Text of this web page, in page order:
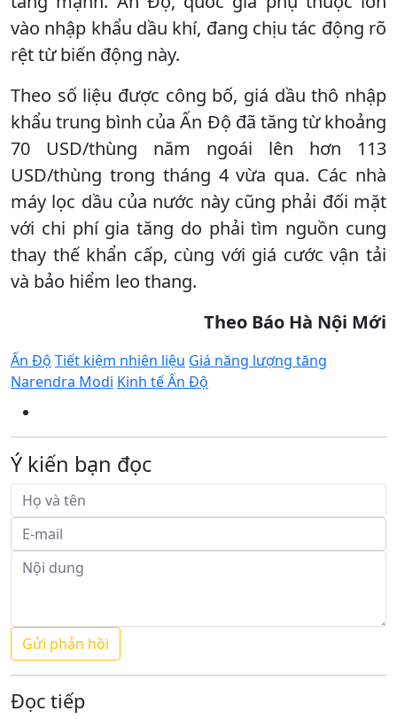
vào nhập khẩu dầu khí, đang chịu tác động rõ
rệt từ biến động này.
Theo số liệu được công bố, giá dầu thô nhập
khẩu trung bình của Ấn Độ đã tăng từ khoảng
70 USD/thùng năm ngoái lên hơn 113
USD/thùng trong tháng 4 vừa qua. Các nhà
máy lọc dầu của nước này cũng phải đối mặt
với chi phí gia tăng do phải tìm nguồn cung
thay thế khẩn cấp, cùng với giá cước vận tải
và bảo hiểm leo thang.
Theo Báo Hà Nội Mới
Ấn Độ Tiết kiệm nhiên liệu Giá năng lượng tăng
Narendra Modi Kinh tế Ấn Độ
Ý kiến bạn đọc
Đọc tiếp